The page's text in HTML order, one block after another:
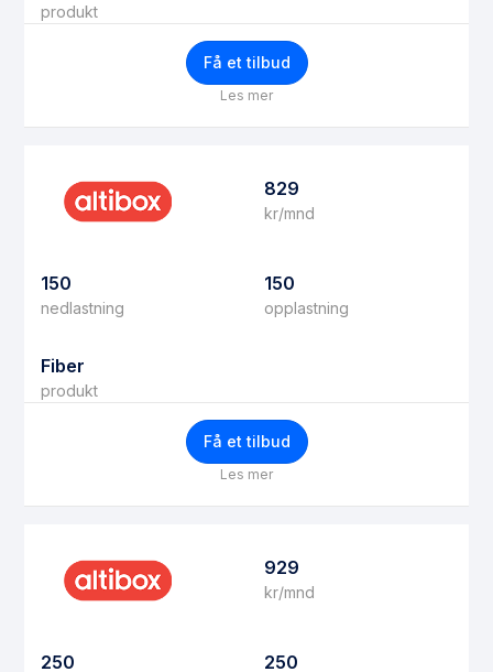
produkt
Få et tilbud
Les mer
829
kr/mnd
150
nedlastning
150
opplastning
Fiber
produkt
Få et tilbud
Les mer
929
kr/mnd
250 250